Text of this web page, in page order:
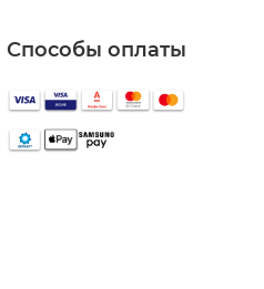
Способы оплаты